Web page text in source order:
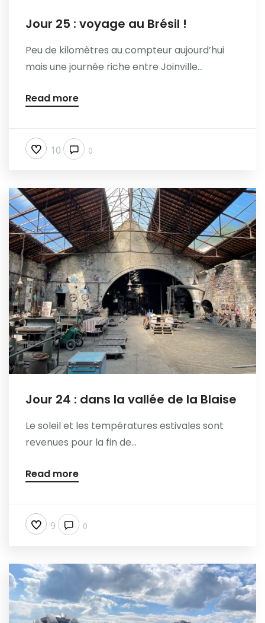
Jour 25 : voyage au Brésil !
Peu de kilomètres au compteur aujourd’hui
mais une journée riche entre Joinville...
Read more
10 0
Jour 24 : dans la vallée de la Blaise
Le soleil et les températures estivales sont
revenues pour la fin de...
Read more
9 0